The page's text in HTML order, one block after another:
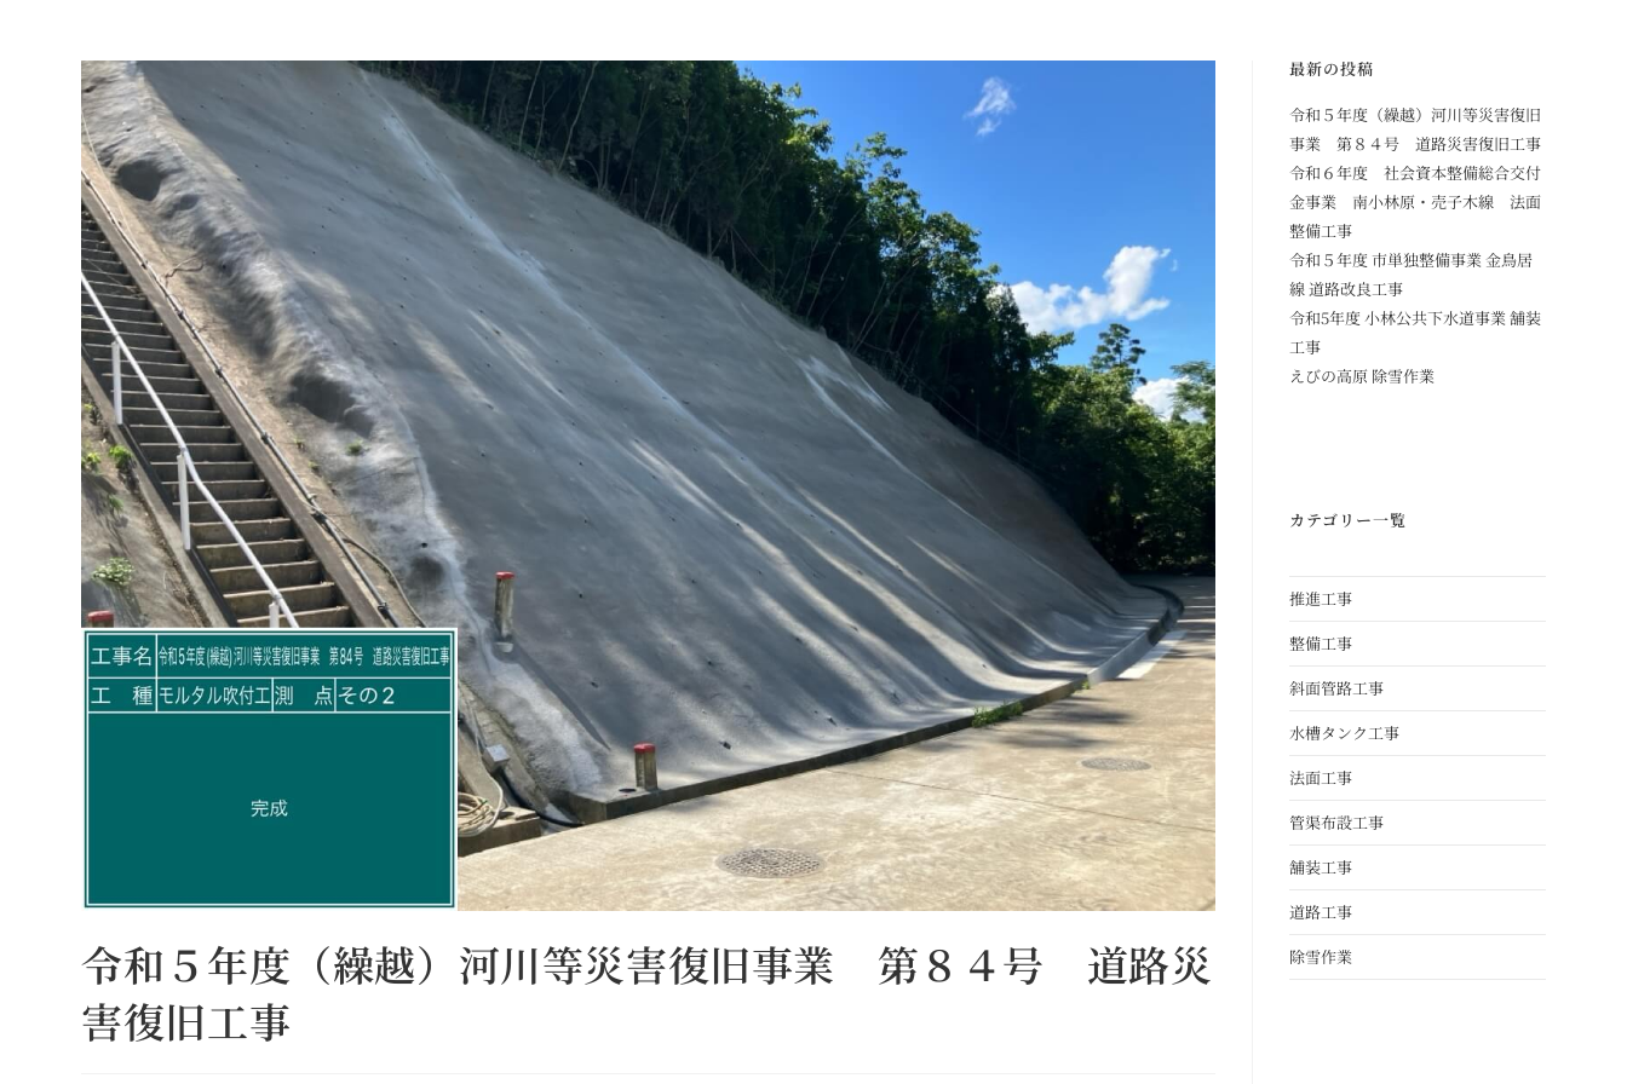
令和５年度（繰越）河川等災害復旧事業 第８４号 道路災
害復旧工事
最新の投稿
令和５年度（繰越）河川等災害復旧
事業 第８４号 道路災害復旧工事
令和６年度 社会資本整備総合交付
金事業 南小林原・売子木線 法面
整備工事
令和５年度 市単独整備事業 金鳥居
線 道路改良工事
令和5年度 小林公共下水道事業 舗装
工事
えびの高原 除雪作業
カテゴリー一覧
推進工事
整備工事
斜面管路工事
水槽タンク工事
法面工事
管渠布設工事
舗装工事
道路工事
除雪作業